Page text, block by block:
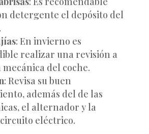
detergente el depósito del
: En invierno es
realizar una revisión a
mecánica del coche.
: Revisa su buen
además del de las
el alternador y la
eléctrico.